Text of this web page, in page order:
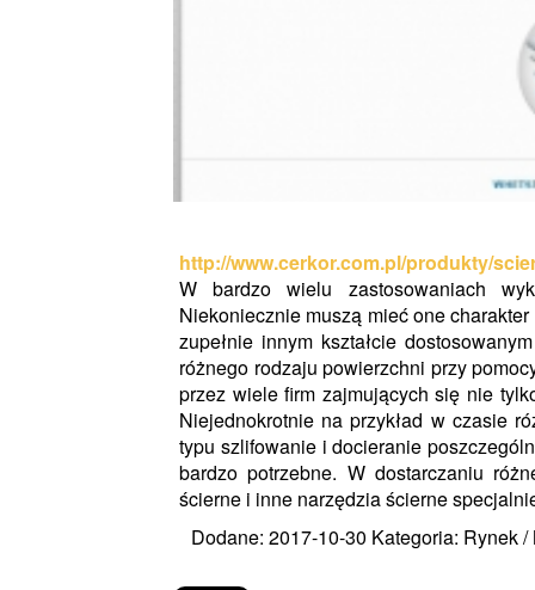
http://www.cerkor.com.pl/produkty/
W bardzo wielu zastosowaniach
Niekoniecznie muszą mieć one
zupełnie innym kształcie
różnego rodzaju powierzchni przy
przez wiele firm zajmujących się nie
Niejednokrotnie na przykład w czasie
typu szlifowanie i docieranie
bardzo potrzebne. W dostarczaniu
ścierne i inne narzędzia ścierne
Dodane: 2017-10-30 Kategoria: Rynek